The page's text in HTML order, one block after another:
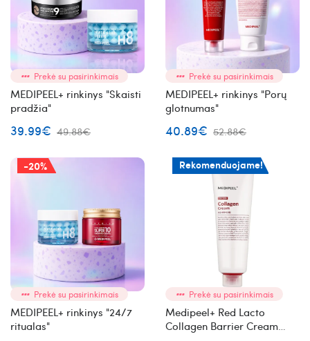
Prekė su pasirinkimais
MEDIPEEL+ rinkinys "Skaisti
pradžia"
39.99€ 49.88€
Prekė su pasirinkimais
MEDIPEEL+ rinkinys "Porų
glotnumas"
40.89€ 52.88€
-20%
Prekė su pasirinkimais
MEDIPEEL+ rinkinys "24/7
ritualas"
Rekomenduojame!
Prekė su pasirinkimais
Medipeel+ Red Lacto
Collagen Barrier Cream